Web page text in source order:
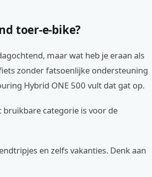
toer-e-bike?
maar wat heb je eraan als
zonder fatsoenlijke ondersteuning
Hybrid ONE 500 vult dat gat op.
categorie is voor de
en zelfs vakanties. Denk aan